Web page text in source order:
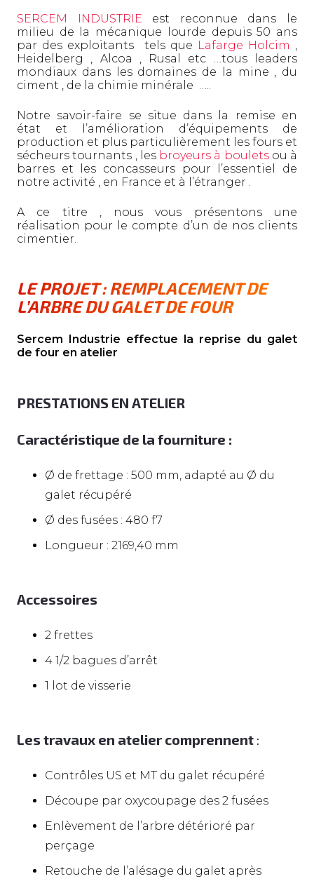
SERCEM INDUSTRIE est reconnue dans le
milieu de la mécanique lourde depuis 50 ans
par des exploitants tels que Lafarge Holcim ,
Heidelberg , Alcoa , Rusal etc …tous leaders
mondiaux dans les domaines de la mine , du
ciment , de la chimie minérale …..
Notre savoir-faire se situe dans la remise en
état et l’amélioration d’équipements de
production et plus particulièrement les fours et
sécheurs tournants , les broyeurs à bouletsou à
barres et les concasseurs pour l’essentiel de
notre activité , en France et à l’étranger .
A ce titre , nous vous présentons une
réalisation pour le compte d’un de nos clients
cimentier.
LE PROJET : REMPLACEMENT DE
L’ARBRE DU GALET DE FOUR
Sercem Industrie effectue la reprise du galet
de four en atelier
PRESTATIONS EN ATELIER
Caractéristique de la fourniture :
Ø de frettage : 500 mm, adapté au Ø du
galet récupéré
Ø des fusées : 480 f7
Longueur : 2169,40 mm
Accessoires
2 frettes
4 1/2 bagues d’arrêt
1 lot de visserie
Les travaux en atelier comprennent :
Contrôles US et MT du galet récupéré
Découpe par oxycoupage des 2 fusées
Enlèvement de l’arbre détérioré par
perçage
Retouche de l’alésage du galet après